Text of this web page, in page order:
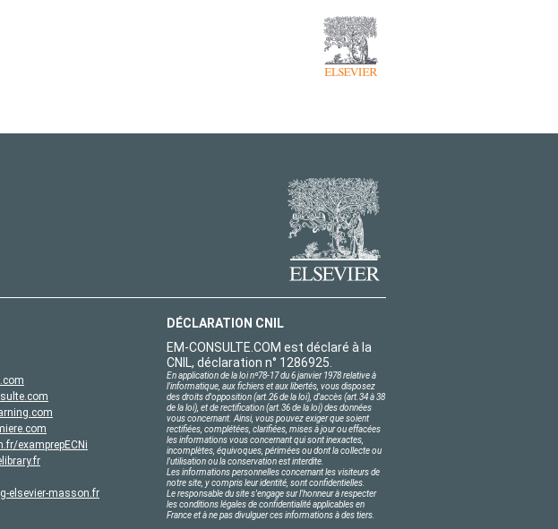
examprepECNi
elsevier-masson.fr
DÉCLARATION CNIL
EM-CONSULTE.COM est déclaré à la
CNIL, déclaration n° 1286925.
En application de la loi nº78-17 du 6 janvier 1978 relative à
l'informatique, aux fichiers et aux libertés, vous disposez
des droits d'opposition (art.26 de la loi), d'accès (art.34 à 38
de la loi), et de rectification (art.36 de la loi) des données
vous concernant. Ainsi, vous pouvez exiger que soient
rectifiées, complétées, clarifiées, mises à jour ou effacées
les informations vous concernant qui sont inexactes,
incomplètes, équivoques, périmées ou dont la collecte ou
l'utilisation ou la conservation est interdite.
Les informations personnelles concernant les visiteurs de
notre site, y compris leur identité, sont confidentielles.
Le responsable du site s'engage sur l'honneur à respecter
les conditions légales de confidentialité applicables en
France et à ne pas divulguer ces informations à des tiers.